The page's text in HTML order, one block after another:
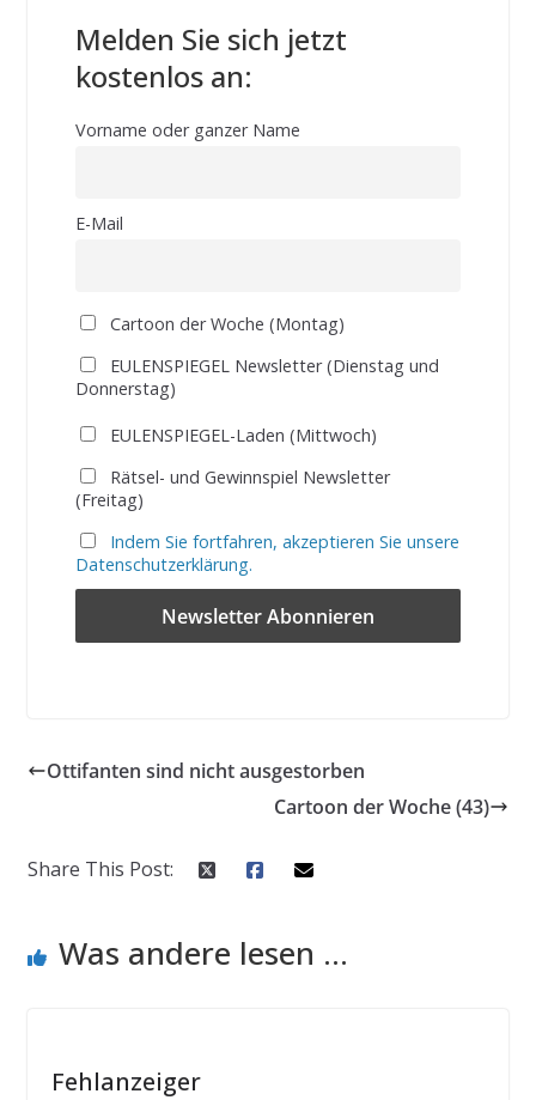
Melden Sie sich jetzt
kostenlos an:
Vorname oder ganzer Name
E-Mail
Cartoon der Woche (Montag)
EULENSPIEGEL Newsletter (Dienstag und
Donnerstag)
EULENSPIEGEL-Laden (Mittwoch)
Rätsel- und Gewinnspiel Newsletter
(Freitag)
Indem Sie fortfahren, akzeptieren Sie unsere
Datenschutzerklärung.
Ottifanten sind nicht ausgestorben
Cartoon der Woche (43)
Share This Post:
Was andere lesen ...
Fehlanzeiger